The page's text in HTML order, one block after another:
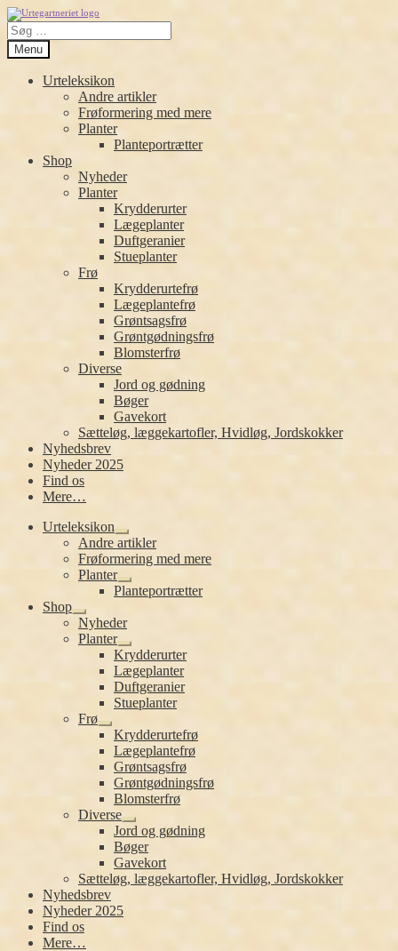
Spring
til
navigation
Spring
til
indhold
Søg
efter:
Menu
Urteleksikon
Andre artikler
Frøformering med mere
Planter
Planteportrætter
Shop
Nyheder
Planter
Krydderurter
Lægeplanter
Duftgeranier
Stueplanter
Frø
Krydderurtefrø
Lægeplantefrø
Grøntsagsfrø
Grøntgødningsfrø
Blomsterfrø
Diverse
Jord og gødning
Bøger
Gavekort
Sætteløg, læggekartofler, Hvidløg, Jordskokker
Nyhedsbrev
Nyheder 2025
Find os
Mere…
Urteleksikon
Udfold
undermenu
Andre artikler
Frøformering med mere
Planter
Udfold
undermenu
Planteportrætter
Shop
Udfold
undermenu
Nyheder
Planter
Udfold
undermenu
Krydderurter
Lægeplanter
Duftgeranier
Stueplanter
Frø
Udfold
undermenu
Krydderurtefrø
Lægeplantefrø
Grøntsagsfrø
Grøntgødningsfrø
Blomsterfrø
Diverse
Udfold
undermenu
Jord og gødning
Bøger
Gavekort
Sætteløg, læggekartofler, Hvidløg, Jordskokker
Nyhedsbrev
Nyheder 2025
Find os
Mere…